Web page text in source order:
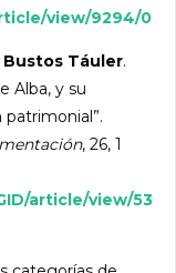
view/9294/0
Bustos Táuler.
Alba, y su
patrimonial”.
, 26, 1
article/view/53